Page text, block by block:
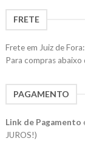
FRETE
Frete em Juiz de
Para compras
PAGAMENTO
Link de Pagamento
JUROS!)